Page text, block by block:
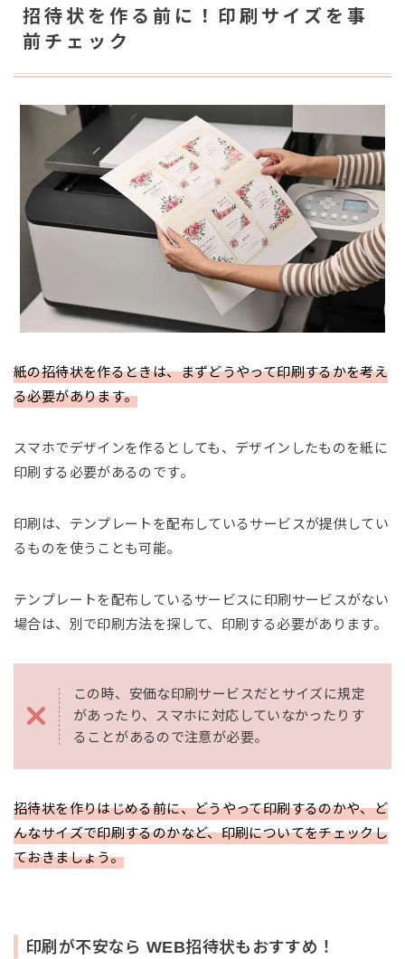
招待状を作る前に！印刷サイズを事
前チェック
紙の招待状を作るときは、まずどうやって印刷するかを考え
る必要があります。
スマホでデザインを作るとしても、デザインしたものを紙に
印刷する必要があるのです。
印刷は、テンプレートを配布しているサービスが提供してい
るものを使うことも可能。
テンプレートを配布しているサービスに印刷サービスがない
場合は、別で印刷方法を探して、印刷する必要があります。
この時、安価な印刷サービスだとサイズに規定
があったり、スマホに対応していなかったりす
ることがあるので注意が必要。
招待状を作りはじめる前に、どうやって印刷するのかや、ど
んなサイズで印刷するのかなど、印刷についてをチェックし
ておきましょう。
印刷が不安なら WEB招待状もおすすめ！